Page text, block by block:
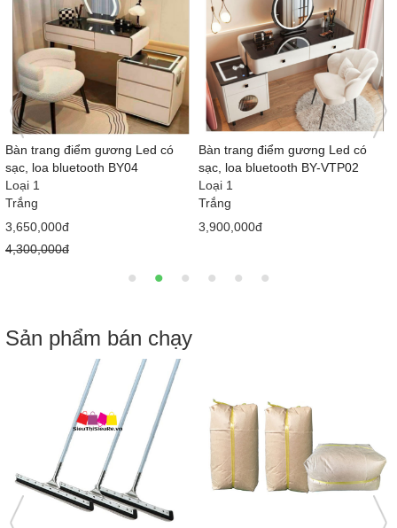
Bàn trang điểm gương Led BY-
VTP01
Loại 1
Trắng
3,750,000đ
4,050,000đ
Bàn trang điểm gương Led BY03I
Loại 1
Trắng
3,150,000đ
3,800,000đ
Sản phẩm bán chạy